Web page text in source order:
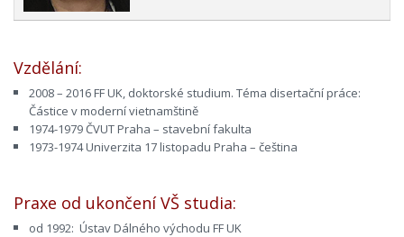
Vzdělání:
2008 – 2016 FF UK, doktorské studium. Téma disertační práce:
Částice v moderní vietnamštině
1974-1979 ČVUT Praha – stavební fakulta
1973-1974 Univerzita 17 listopadu Praha – čeština
Praxe od ukončení VŠ studia:
od 1992: Ústav Dálného východu FF UK